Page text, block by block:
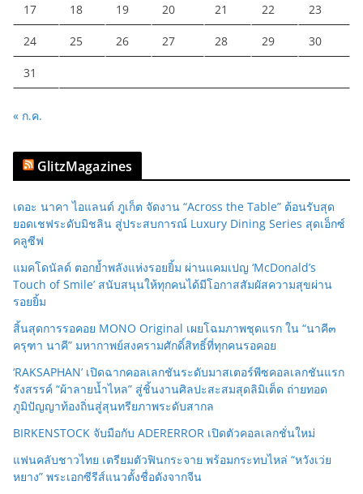
17 18 19 20 21 22 23
24 25 26 27 28 29 30
31
« ก.ค.
GlitzMagazines
เดอะ นาคา ไอแลนด์ ภูเก็ต จัดงาน “Across the Table” ต้อนรับสุด
ยอดเชฟระดับมิชลิน สู่ประสบการณ์ Luxury Dining Series สุดเอ็กซ์
คลูซีฟ
แมคโดนัลด์ ตอกย้ำพลังแห่งรอยยิ้ม ผ่านแคมเปญ ‘McDonald’s
Touch of Smile’ สนับสนุนให้ทุกคนได้มีโอกาสสัมผัสความสุขผ่าน
รอยยิ้ม
สิ้นสุดการรอคอย MONO Original เผยโฉมภาพชุดแรก ใน “นาคี๓
ครุฑา นาคี” มหากาพย์สงครามศักดิ์สิทธิ์ที่ทุกคนรอคอย
‘RAKSAPHAN’ เปิดฉากคอลเลกชันระดับมาสเตอร์พีซคอลเลกชันแรก
รังสรรค์ “ผ้าลายน้ำไหล” สู่ชิ้นงานศิลปะสะสมสุดลิมิเต็ด ถ่ายทอด
ภูมิปัญญาท้องถิ่นสู่สุนทรียภาพระดับสากล
BIRKENSTOCK จับมือกับ ADERERROR เปิดตัวคอลเลกชั่นใหม่
แฟนคลับชาวไทย เตรียมตัวฟินกระจาย พร้อมกระทบไหล่ “หวังเว่ย
หยาง” พระเอกซีรีส์แนวตั้งชื่อดังจากจีน